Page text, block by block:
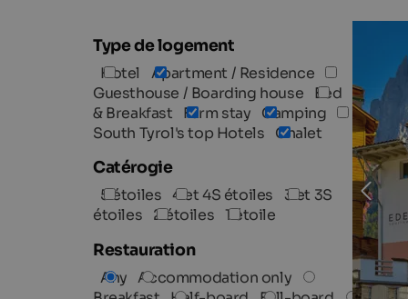
Type de logement
Hotel
Apartment / Residence
Guesthouse / Boarding house
Bed
& Breakfast
Farm stay
Camping
South Tyrol's top Hotels
Chalet
Catérogie
5 étoiles 4 et 4S étoiles
3 et 3S
étoiles
2 étoiles 1 étoile
Restauration
Any Accommodation only